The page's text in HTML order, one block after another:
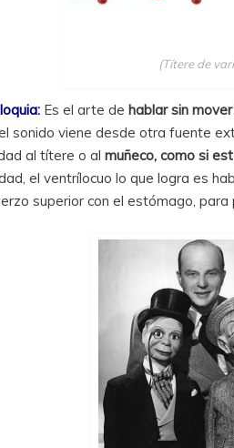
(Títere de
Es el arte de hablar sin
sonido viene desde otra fuente
al títere o almuñeco, como si
el ventrílocuo lo que logra es
superior con el estómago, para